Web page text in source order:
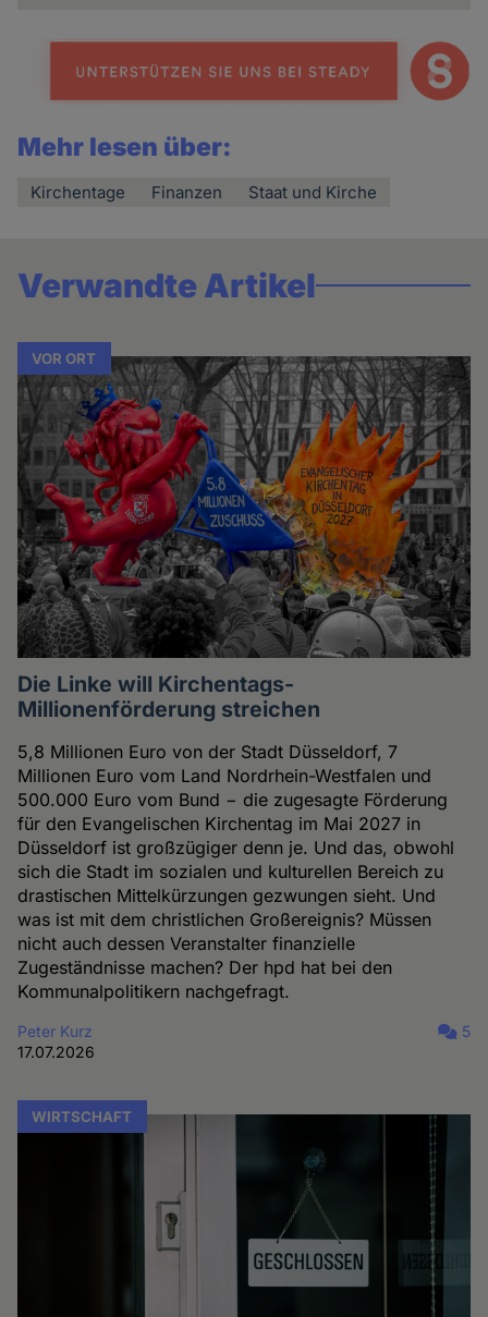
Mehr lesen über:
Kirchentage Finanzen Staat und Kirche
Verwandte Artikel
VOR ORT
Die Linke will Kirchentags-
Millionenförderung streichen
5,8 Millionen Euro von der Stadt Düsseldorf, 7
Millionen Euro vom Land Nordrhein-Westfalen und
500.000 Euro vom Bund − die zugesagte Förderung
für den Evangelischen Kirchentag im Mai 2027 in
Düsseldorf ist großzügiger denn je. Und das, obwohl
sich die Stadt im sozialen und kulturellen Bereich zu
drastischen Mittelkürzungen gezwungen sieht. Und
was ist mit dem christlichen Großereignis? Müssen
nicht auch dessen Veranstalter finanzielle
Zugeständnisse machen? Der hpd hat bei den
Kommunalpolitikern nachgefragt.
Peter Kurz
17.07.2026
5
WIRTSCHAFT